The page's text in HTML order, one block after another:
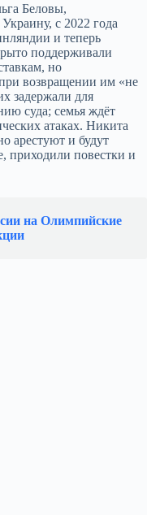
Беловы,
с 2022 года
и теперь
поддерживали
но
возвращении им «не
задержали для
суда; семья ждёт
атаках. Никита
арестуют и будут
приходили повестки и
на Олимпийские